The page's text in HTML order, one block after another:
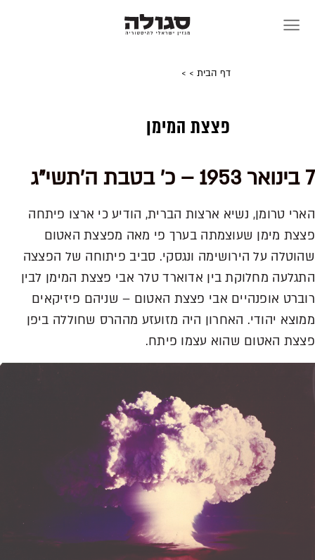
דף הבית >
>
פצצת המימן
7 בינואר 1953 – כ' בטבת ה'תשי"ג
הארי טרומן, נשיא ארצות הברית, הודיע כי ארצו פיתחה
פצצת מימן שעוצמתה בערך פי מאה מפצצת האטום
שהוטלה על הירושימה ונגסקי. סביב פיתוחה של הפצצה
התגלעה מחלוקת בין אדוארד טלר אבי פצצת המימן לבין
רוברט אופנהיים אבי פצצת האטום – שניהם פיזיקאים
ממוצא יהודי. האחרון היה מזועזע מההרס שחוללה ביפן
פצצת האטום שהוא עצמו פיתח.